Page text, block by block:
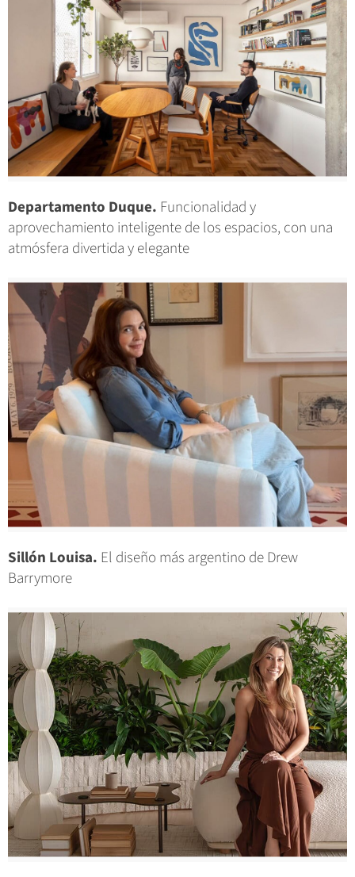
Departamento Duque. Funcionalidad y
aprovechamiento inteligente de los espacios, con una
atmósfera divertida y elegante
Sillón Louisa. El diseño más argentino de Drew
Barrymore